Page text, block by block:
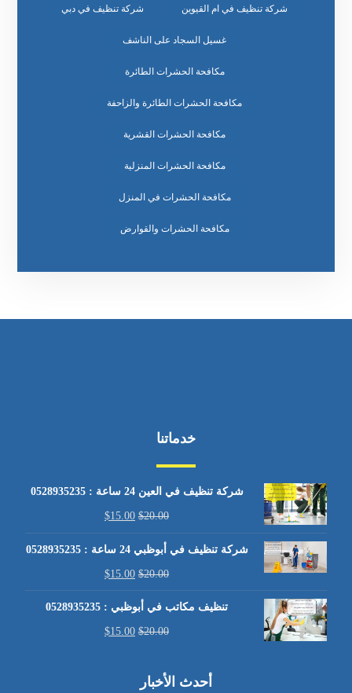
شركة تنظيف في ام القيوين شركة تنظيف في دبي
غسيل السجاد على الناشف
مكافحة الحشرات الطائرة
مكافحة الحشرات الطائرة والزاحفة
مكافحة الحشرات القشرية
مكافحة الحشرات المنزلية
مكافحة الحشرات في المنزل
مكافحة الحشرات والقوارض
خدماتنا
شركة تنظيف في العين 24 ساعة : 0528935235
$20.00
$15.00
شركة تنظيف في أبوظبي 24 ساعة : 0528935235
$20.00
$15.00
تنظيف مكاتب في أبوظبي : 0528935235
$20.00
$15.00
أحدث الأخبار